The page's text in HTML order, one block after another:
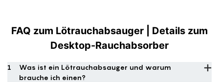
FAQ zum Lötrauchabsauger | Details zum
Desktop-Rauchabsorber
1
Was ist ein Lötrauchabsauger und warum
brauche ich einen?